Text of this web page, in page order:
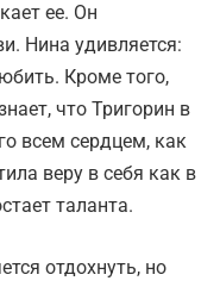
ее. Он
Нина удивляется:
Кроме того,
что Тригорин в
всем сердцем, как
веру в себя как в
таланта.
отдохнуть, но